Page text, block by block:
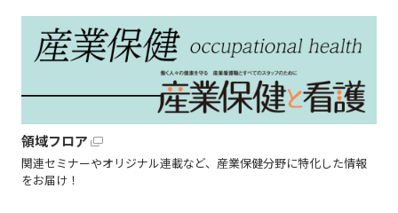
領域フロア
関連セミナーやオリジナル連載など、産業保健分野に特化した情報
をお届け！